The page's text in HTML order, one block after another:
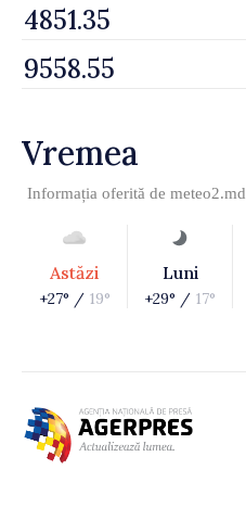
Vremea
Informația oferită de meteo2.md
Astăzi
+27° / 19°
Luni
+29° / 17°